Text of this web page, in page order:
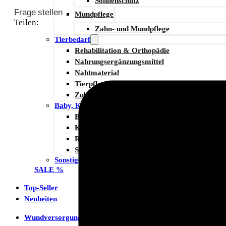
Mundpflege
Zahn- und Mundpflege
Tierbedarf
Rehabilitation & Orthopädie
Nahrungsergänzungsmittel
Nahtmaterial
Tierpflege
Zubehör
Baby, Kind & Familie
Babynahrung
Kinderwunsch
Rund ums Kind
Schwangerschaft
Sonstiges
SALE %
Top-Seller
Neuheiten
Wundversorgung
Frage stellen
Teilen: